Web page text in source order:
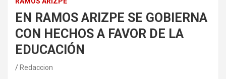
EN RAMOS ARIZPE SE GOBIERNA
CON HECHOS A FAVOR DE LA
EDUCACIÓN
Redaccion